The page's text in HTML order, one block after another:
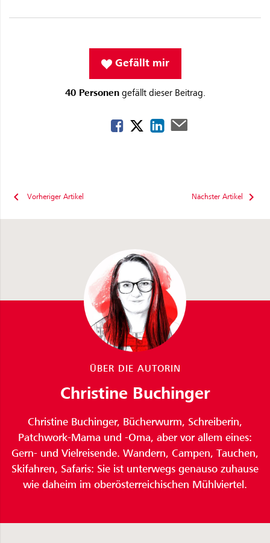
Gefällt mir
40 Personengefällt dieser Beitrag.
Vorheriger Artikel Nächster Artikel
ÜBER DIE AUTORIN
Christine Buchinger
Christine Buchinger, Bücherwurm, Schreiberin,
Patchwork-Mama und -Oma, aber vor allem eines:
Gern- und Vielreisende. Wandern, Campen, Tauchen,
Skifahren, Safaris: Sie ist unterwegs genauso zuhause
wie daheim im oberösterreichischen Mühlviertel.